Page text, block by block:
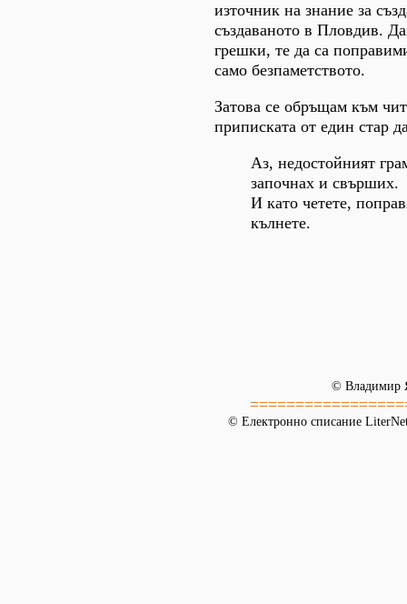
източник на знание за
създаваното в Пловдив.
грешки, те да са
само безпаметството.
Затова се обръщам към
приписката от един стар
Аз, недостойният
започнах и свърших.
И като четете,
кълнете.
© Владимир
© Електронно списание